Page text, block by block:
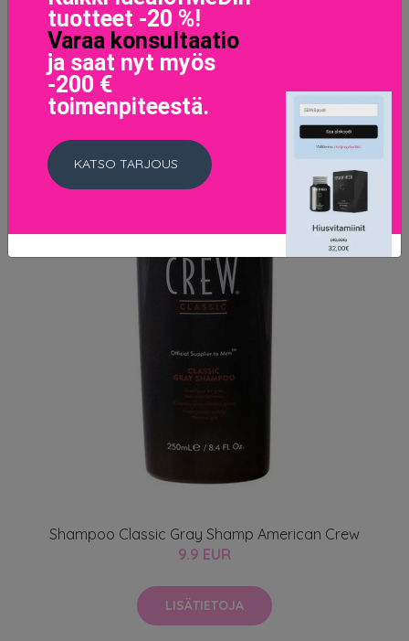
LISÄTIETOJA
Shampoo Classic Gray Shamp American Crew
9.9 EUR
LISÄTIETOJA
tuotteet -20 %!
Varaa konsultaatio
ja saat nyt myös
-200 €
toimenpiteestä.
KATSO TARJOUS